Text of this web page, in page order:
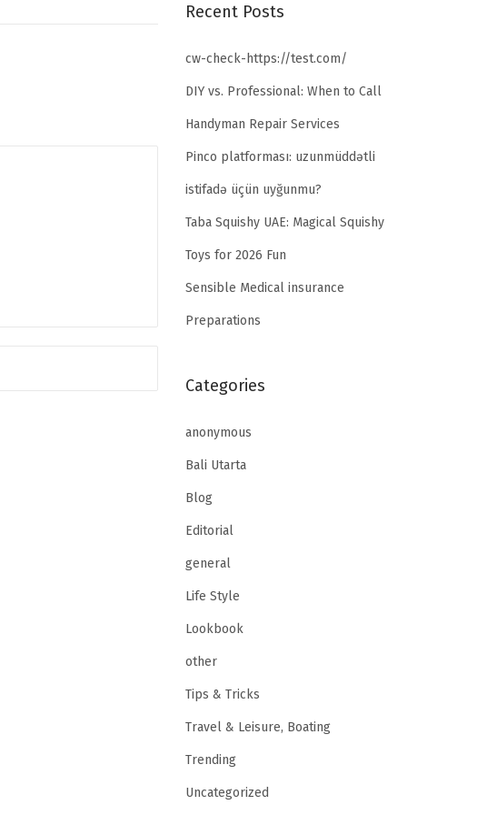
Recent Posts
cw-check-https://test.com/
DIY vs. Professional: When to Call
Handyman Repair Services
Pinco platforması: uzunmüddətli
istifadə üçün uyğunmu?
Taba Squishy UAE: Magical Squishy
Toys for 2026 Fun
Sensible Medical insurance
Preparations
Categories
anonymous
Bali Utarta
Blog
Editorial
general
Life Style
Lookbook
other
Tips & Tricks
Travel & Leisure, Boating
Trending
Uncategorized